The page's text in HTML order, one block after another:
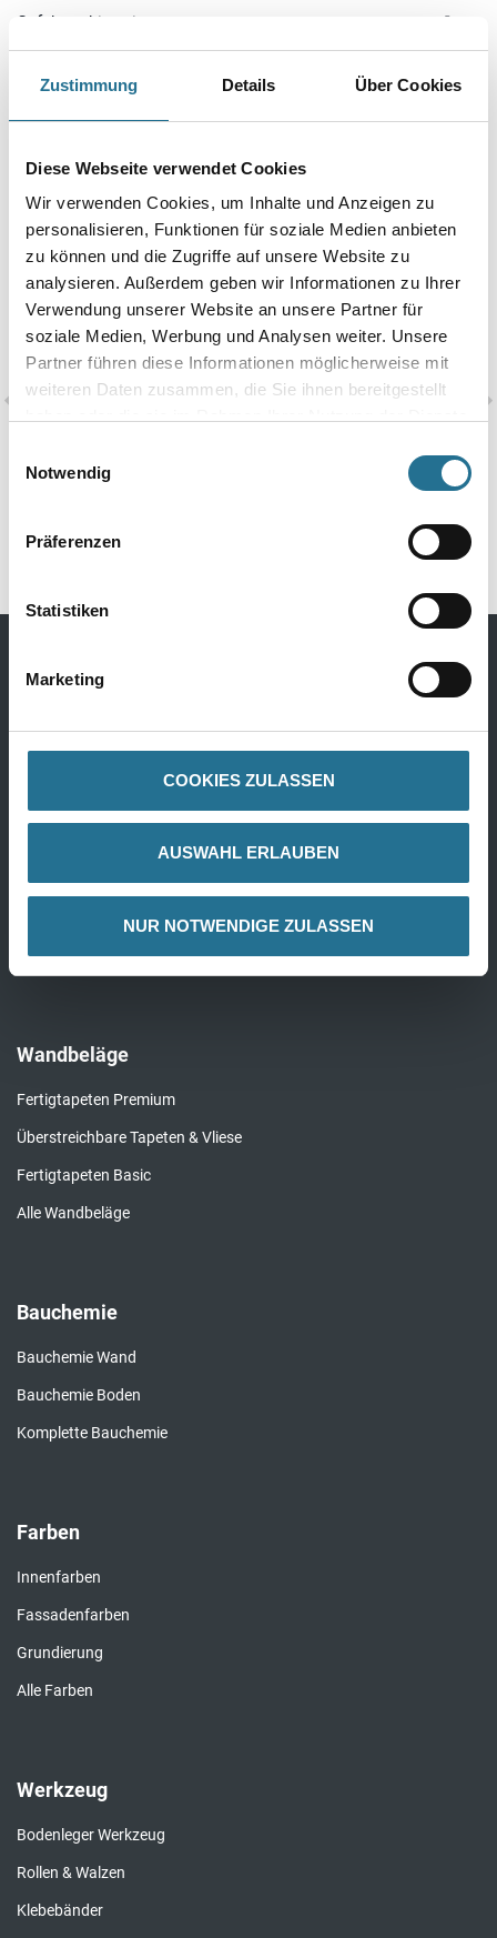
Zustimmung Details Über Cookies
Diese Webseite verwendet Cookies
Wir verwenden Cookies, um Inhalte und Anzeigen zu
personalisieren, Funktionen für soziale Medien anbieten
zu können und die Zugriffe auf unsere Website zu
analysieren. Außerdem geben wir Informationen zu Ihrer
Verwendung unserer Website an unsere Partner für
soziale Medien, Werbung und Analysen weiter. Unsere
Partner führen diese Informationen möglicherweise mit
weiteren Daten zusammen, die Sie ihnen bereitgestellt
Notwendig
Präferenzen
Statistiken
Marketing
COOKIES ZULASSEN
AUSWAHL ERLAUBEN
NUR NOTWENDIGE ZULASSEN
Gefahrguthinweise
Downloads
10,0 kg EC1 Plus & Blauer
kg EC1 Plus & Blauer
Bodenbeläge
Design Bodenbeläge
Parkett
Alle Bödenbeläge
Wandbeläge
Fertigtapeten Premium
Überstreichbare Tapeten & Vliese
Fertigtapeten Basic
Alle Wandbeläge
Bauchemie
Bauchemie Wand
Bauchemie Boden
Komplette Bauchemie
Farben
Innenfarben
Fassadenfarben
Grundierung
Alle Farben
Werkzeug
Bodenleger Werkzeug
Rollen & Walzen
Klebebänder